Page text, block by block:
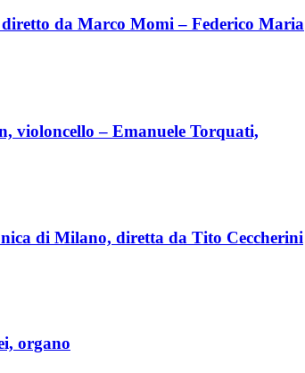
da Marco Momi – Federico Maria
violoncello – Emanuele Torquati,
di Milano, diretta da Tito Ceccherini
organo